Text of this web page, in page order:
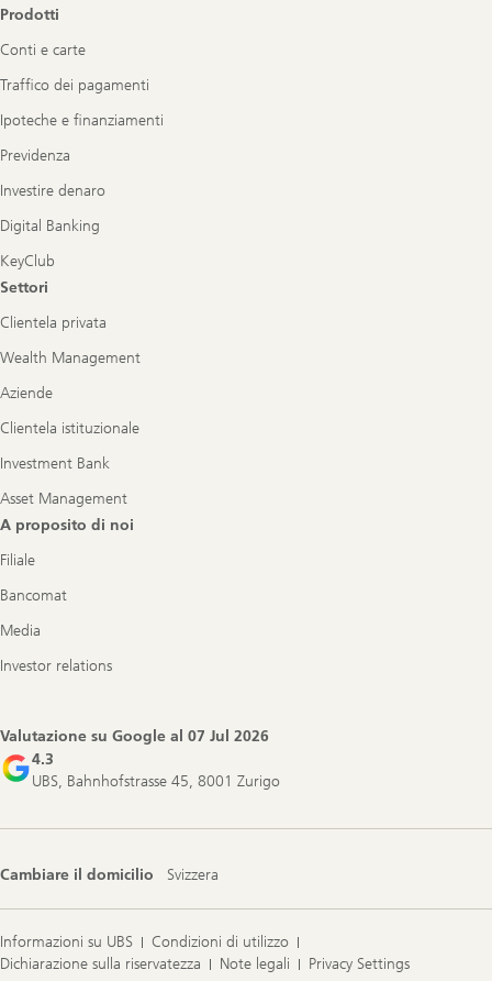
Prodotti
Conti e carte
Traffico dei pagamenti
Ipoteche e finanziamenti
Previdenza
Investire denaro
Digital Banking
KeyClub
Settori
Clientela privata
Wealth Management
Aziende
Clientela istituzionale
Investment Bank
Asset Management
A proposito di noi
Filiale
Bancomat
Media
Investor relations
Valutazione su Google al 07 Jul 2026
4.3
UBS, Bahnhofstrasse 45, 8001 Zurigo
Cambiare il domicilio Svizzera
Informazioni su UBS
Condizioni di utilizzo
Dichiarazione sulla riservatezza
Note legali Privacy Settings